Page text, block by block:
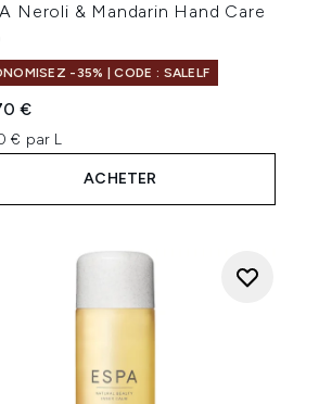
Neroli & Mandarin Hand Care
-35% | CODE : SALELF
€
€ par L
ACHETER